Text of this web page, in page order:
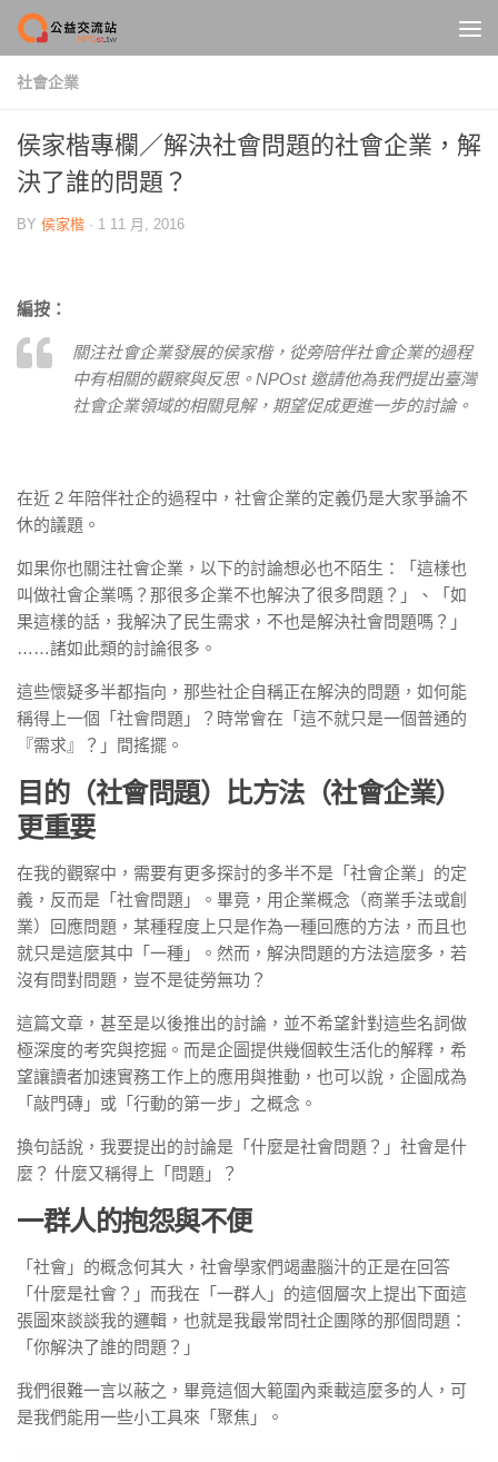
Skip to content
社會企業
侯家楷專欄／解決社會問題的社會企業，解
決了誰的問題？
BY 侯家楷 · 1 11 月, 2016
編按：
關注社會企業發展的侯家楷，從旁陪伴社會企業的過程
中有相關的觀察與反思。NPOst 邀請他為我們提出臺灣
社會企業領域的相關見解，期望促成更進一步的討論。
在近 2 年陪伴社企的過程中，社會企業的定義仍是大家爭論不
休的議題。
如果你也關注社會企業，以下的討論想必也不陌生：「這樣也
叫做社會企業嗎？那很多企業不也解決了很多問題？」、「如
果這樣的話，我解決了民生需求，不也是解決社會問題嗎？」
……諸如此類的討論很多。
這些懷疑多半都指向，那些社企自稱正在解決的問題，如何能
稱得上一個「社會問題」？時常會在「這不就只是一個普通的
『需求』？」間搖擺。
目的（社會問題）比方法（社會企業）
更重要
在我的觀察中，需要有更多探討的多半不是「社會企業」的定
義，反而是「社會問題」。畢竟，用企業概念（商業手法或創
業）回應問題，某種程度上只是作為一種回應的方法，而且也
就只是這麼其中「一種」。然而，解決問題的方法這麼多，若
沒有問對問題，豈不是徒勞無功？
這篇文章，甚至是以後推出的討論，並不希望針對這些名詞做
極深度的考究與挖掘。而是企圖提供幾個較生活化的解釋，希
望讓讀者加速實務工作上的應用與推動，也可以說，企圖成為
「敲門磚」或「行動的第一步」之概念。
換句話說，我要提出的討論是「什麼是社會問題？」社會是什
麼？ 什麼又稱得上「問題」？
一群人的抱怨與不便
「社會」的概念何其大，社會學家們竭盡腦汁的正是在回答
「什麼是社會？」而我在「一群人」的這個層次上提出下面這
張圖來談談我的邏輯，也就是我最常問社企團隊的那個問題：
「你解決了誰的問題？」
我們很難一言以蔽之，畢竟這個大範圍內乘載這麼多的人，可
是我們能用一些小工具來「聚焦」。